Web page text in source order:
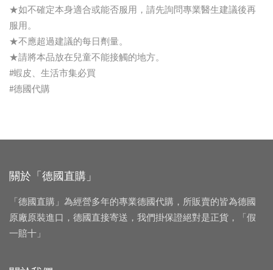
★如不確定本身適合或能否服用，請先詢問專業醫生建議後再
服用。
★不應超過建議的每日劑量。
★請將本品放在兒童不能接觸的地方。
#蝦皮、生活市集必買
#德國代購
關於「德國直購」
「德國直購」為經營多年的專業德國代購，所販賣的皆為德國
原廠原裝進口，德國直接寄送，我們掛保證絕對是正貨，「假
一賠十」